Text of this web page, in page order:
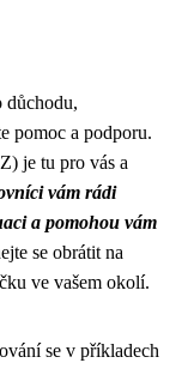
důchodu,
pomoc a podporu.
je tu pro vás a
vám rádi
a pomohou vám
se obrátit na
ve vašem okolí.
se v příkladech